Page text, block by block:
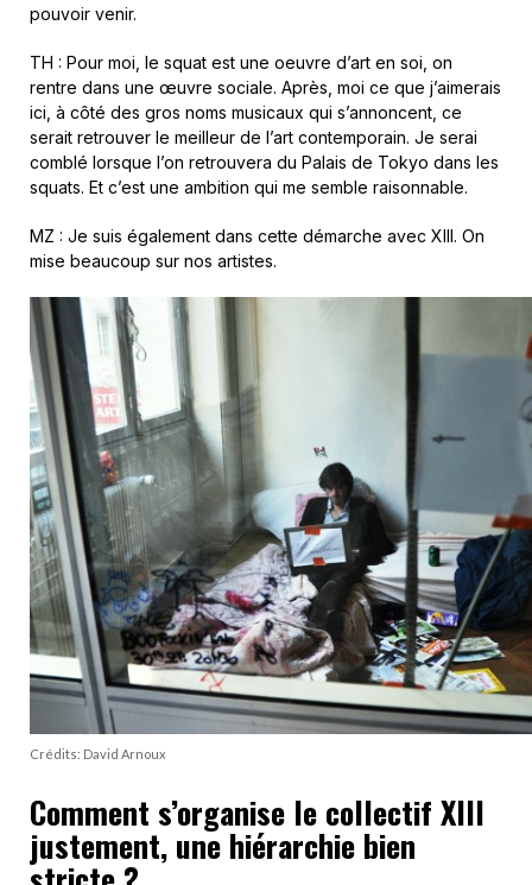
pouvoir venir.
TH : Pour moi, le squat est une oeuvre d’art en soi, on
rentre dans une œuvre sociale. Après, moi ce que j’aimerais
ici, à côté des gros noms musicaux qui s’annoncent, ce
serait retrouver le meilleur de l’art contemporain. Je serai
comblé lorsque l’on retrouvera du Palais de Tokyo dans les
squats. Et c’est une ambition qui me semble raisonnable.
MZ : Je suis également dans cette démarche avec XIII. On
mise beaucoup sur nos artistes.
Crédits: David Arnoux
Comment s’organise le collectif XIII
justement, une hiérarchie bien